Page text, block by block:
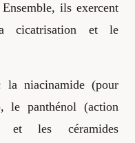
ils exercent
cicatrisation et le
niacinamide (pour
le panthénol (action
et les céramides